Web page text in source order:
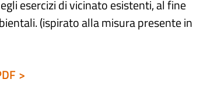
esercizi di vicinato esistenti, al fine
(ispirato alla misura presente in
>